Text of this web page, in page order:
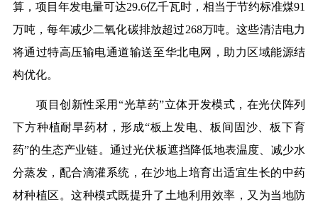
算，项目年发电量可达29.6亿千瓦时，相当于节约标准煤91
万吨，每年减少二氧化碳排放超过268万吨。这些清洁电力
将通过特高压输电通道输送至华北电网，助力区域能源结
构优化。
项目创新性采用“光草药”立体开发模式，在光伏阵列
下方种植耐旱药材，形成“板上发电、板间固沙、板下育
药”的生态产业链。通过光伏板遮挡降低地表温度、减少水
分蒸发，配合滴灌系统，在沙地上培育出适宜生长的中药
材种植区。这种模式既提升了土地利用效率，又为当地防